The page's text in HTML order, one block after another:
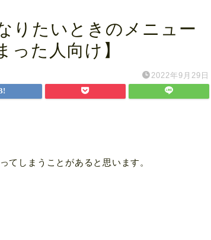
りたいときのメニュー
った人向け】
2022年9月29日
てしまうことがあると思います。